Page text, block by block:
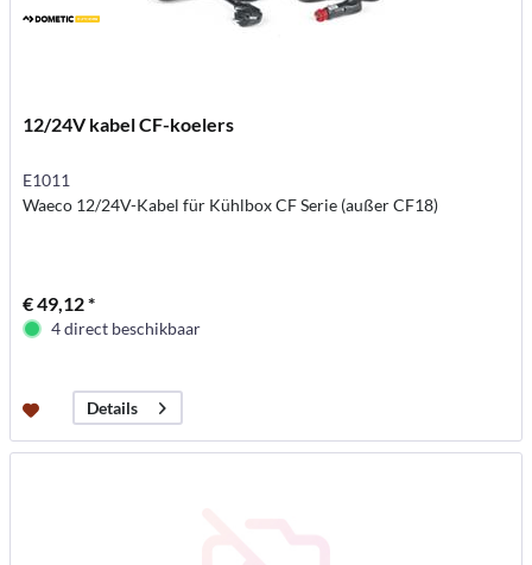
12/24V kabel CF-koelers
E1011
Waeco 12/24V-Kabel für Kühlbox CF Serie (außer CF18)
€ 49,12 *
4 direct beschikbaar
Details